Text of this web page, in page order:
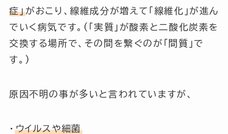
症」がおこり、線維成分が増えて 「線維化」 が進ん
でいく病気です。(
「実質」 が酸素と二酸化炭素を
交換する場所で、その間を繋ぐのが 「間質」 で
す。)
原因不明の事が多いと言われていますが、
・ ウイルスや細菌